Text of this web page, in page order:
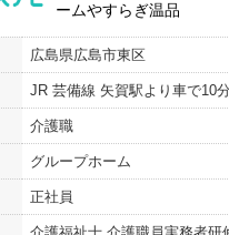
ームやすらぎ温品
広島県広島市東区
JR 芸備線 矢賀駅より車で10分
介護職
グループホーム
正社員